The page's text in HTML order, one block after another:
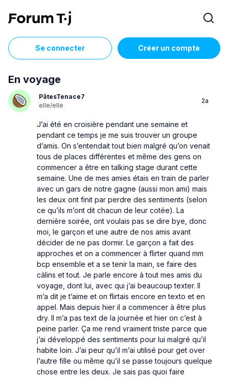
Se connecter Créer un compte
En voyage
PâtesTenace7
elle/elle
2a
J’ai été en croisière pendant une semaine et
pendant ce temps je me suis trouver un groupe
d’amis. On s’entendait tout bien malgré qu’on venait
tous de places différentes et même des gens on
commencer a être en talking stage durant cette
semaine. Une de mes amies étais en train de parler
avec un gars de notre gagne (aussi mon ami) mais
les deux ont finit par perdre des sentiments (selon
ce qu’ils m’ont dit chacun de leur cotée). La
dernière soirée, ont voulais pas se dire bye, donc
moi, le garçon et une autre de nos amis avant
décider de ne pas dormir. Le garçon a fait des
approches et on a commencer à flirter quand mm
bcp ensemble et a se tenir la main, se faire des
câlins et tout. Je parle encore à tout mes amis du
voyage, dont lui, avec qui j’ai beaucoup texter. Il
m’a dit je t’aime et on flirtais encore en texto et en
appel. Mais depuis hier il a commencer à être plus
dry. Il m’a pas text de la journée et hier on c’est à
peine parler. Ça me rend vraiment triste parce que
j’ai développé des sentiments pour lui malgré qu’il
habite loin. J’ai peur qu’il m’ai utilisé pour get over
l’autre fille ou même qu’il se passe toujours quelque
chose entre les deux. Je sais pas quoi faire